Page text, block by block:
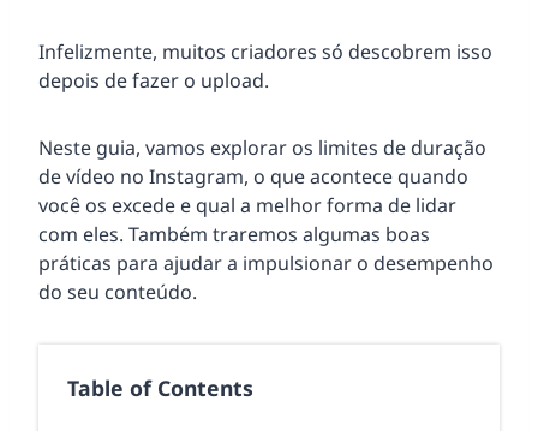
Infelizmente, muitos criadores só descobrem isso
depois de fazer o upload.
Neste guia, vamos explorar os limites de duração
de vídeo no Instagram, o que acontece quando
você os excede e qual a melhor forma de lidar
com eles. Também traremos algumas boas
práticas para ajudar a impulsionar o desempenho
do seu conteúdo.
Table of Contents